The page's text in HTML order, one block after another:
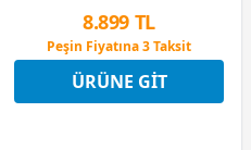
8.899 TL
Peşin Fiyatına 3 Taksit
4 Ay x 2.471 TL taksitle
Peşin Fiyatına 3 Taksit
ÜRÜNE GIT